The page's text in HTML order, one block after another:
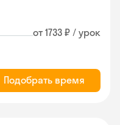
от 1733 ₽ / урок
Подобрать время